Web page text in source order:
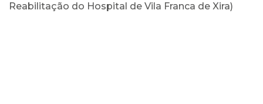
Reabilitação do Hospital de Vila Franca de Xira)